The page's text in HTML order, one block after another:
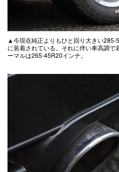
▲今現在純正よりもひと回り大きい
に装着されている。それに伴い車高調で
ーマルは265-45R20インチ。